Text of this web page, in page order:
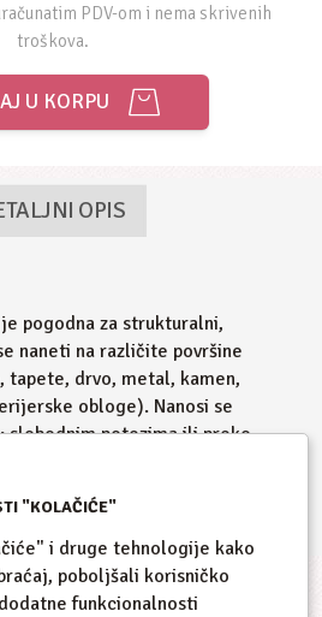
PDV-om i nema skrivenih
troškova.
U KORPU
OPIS
pogodna za strukturalni,
naneti na različite površine
tapete, drvo, metal, kamen,
obloge). Nanosi se
potezima ili preko
Nakon sušenja ornament je
otporan na svetlost.
"KOLAČIĆE"
i druge tehnologije kako
poboljšali korisničko
funkcionalnosti